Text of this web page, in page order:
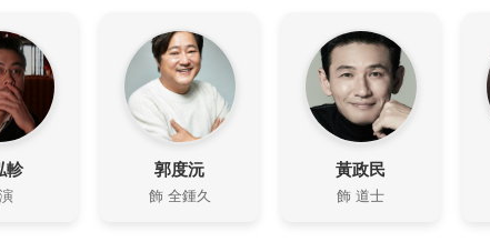
軫 郭度沅
飾 全鍾久
黃政民
飾 道士